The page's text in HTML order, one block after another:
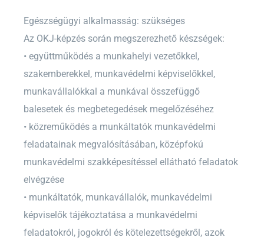
Egészségügyi alkalmasság: szükséges
Az OKJ-képzés során megszerezhető készségek:
• együttműködés a munkahelyi vezetőkkel,
szakemberekkel, munkavédelmi képviselőkkel,
munkavállalókkal a munkával összefüggő
balesetek és megbetegedések megelőzéséhez
• közreműködés a munkáltatók munkavédelmi
feladatainak megvalósításában, középfokú
munkavédelmi szakképesítéssel ellátható feladatok
elvégzése
• munkáltatók, munkavállalók, munkavédelmi
képviselők tájékoztatása a munkavédelmi
feladatokról, jogokról és kötelezettségekről, azok